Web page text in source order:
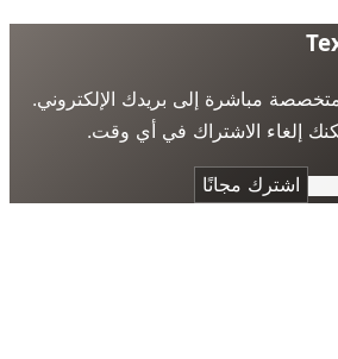
مباشرة إلى بريدك الإلكتروني.
الاشتراك في أي وقت.
اشترك مجانًا